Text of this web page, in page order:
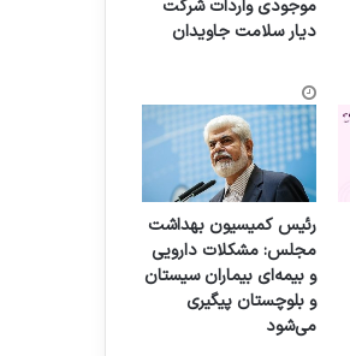
موجودی واردات شرکت
دیار سلامت جاویدان
رئیس کمیسیون بهداشت
مجلس: مشکلات دارویی
و بیمه‌ای بیماران سیستان
و بلوچستان پیگیری
می‌شود